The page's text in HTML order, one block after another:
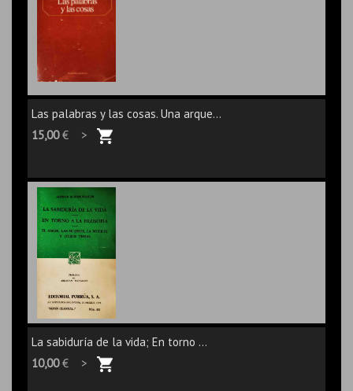
Las palabras y las cosas. Una arque...
15,00€ >
La sabiduría de la vida; En torno ...
10,00€ >